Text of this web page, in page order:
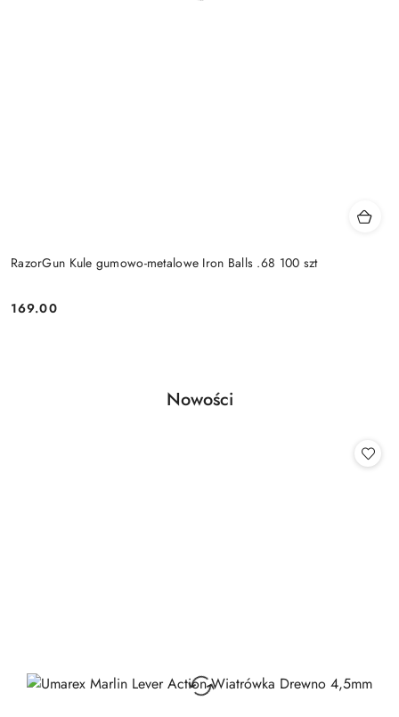
RazorGun Kule gumowo-metalowe Iron Balls .68 100 szt
Cena:
169.00
Pomiń karuzelę produktów
Produkty
Nowości